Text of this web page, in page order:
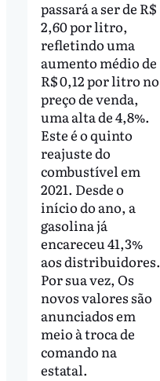
passará a ser de R$
2,60 por litro,
refletindo uma
aumento médio de
R$ 0,12 por litro no
preço de venda,
uma alta de 4,8%.
Este é o quinto
reajuste do
combustível em
2021. Desde o
início do ano, a
gasolina já
encareceu 41,3%
aos distribuidores.
Por sua vez, Os
novos valores são
anunciados em
meio à troca de
comando na
estatal.